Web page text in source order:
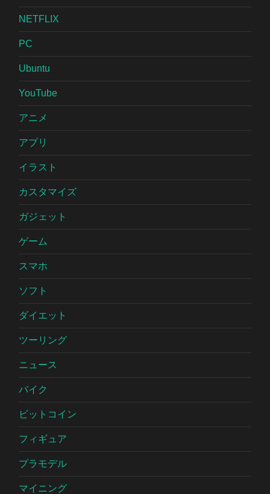
NETFLIX
PC
Ubuntu
YouTube
アニメ
アプリ
イラスト
カスタマイズ
ガジェット
ゲーム
スマホ
ソフト
ダイエット
ツーリング
ニュース
バイク
ビットコイン
フィギュア
プラモデル
マイニング